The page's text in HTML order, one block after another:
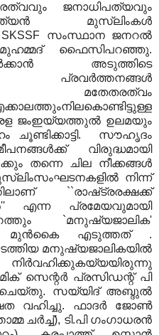
ജനാധിപത്യവും
മുസ്‍ലിംകള്‍
സംസ്ഥാന ജനറല്‍
മുഹമ്മദ്‌ ഫൈസിപറഞ്ഞു.
അടുത്തിടെ
പ്രവര്‍ത്തനങ്ങള്‍
മതേതരത്വം
ജംഇയ്യത്തുല്‍ ഉലമയും
ചൂണ്ടിക്കാട്ടി. സൗഹൃദം
വിരുദ്ധമായി
തന്നെ ചില നീക്കങ്ങള്‍
നിന്ന്‌
``രാഷ്‌ട്രരക്ഷക്ക്‌
എന്ന പ്രമേയവുമായി
`മനുഷ്യജാലിക'
മുന്‍കൈ എടുത്തത്‌ .
നടത്തിയ മനുഷ്യജാലികയില്‍
സെന്റര്‍ പ്രസിഡന്റ്‌ പി
ചെയ്തു. സയ്യിദ് അബ്ദുല്‍
വഹിച്ചു. ഫാദര്‍ ജോണ്‍
ചര്‍ച്ച്), ടി.പി ഗംഗാധരന്‍